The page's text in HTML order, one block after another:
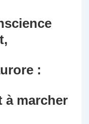
:
à marcher